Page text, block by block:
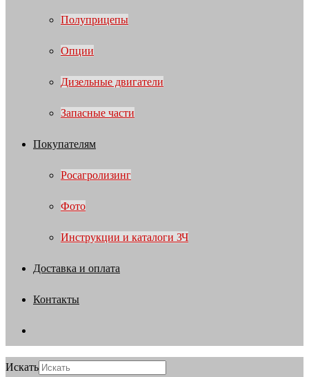
Полуприцепы
Опции
Дизельные двигатели
Запасные части
Покупателям
Росагролизинг
Фото
Инструкции и каталоги ЗЧ
Доставка и оплата
Контакты
Искать